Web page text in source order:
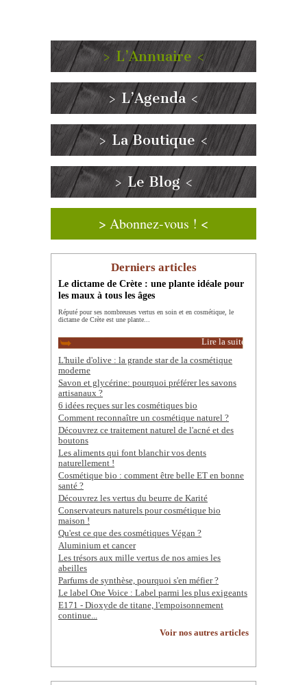
> L’Annuaire <
> L’Agenda <
> La Boutique <
> Le Blog <
> Abonnez-vous ! <
Derniers articles
Le dictame de Crète : une plante idéale pour
les maux à tous les âges
Réputé pour ses nombreuses vertus en soin et en cosmétique, le
dictame de Crète est une plante...
Lire la suite
L'huile d'olive : la grande star de la cosmétique
moderne
Savon et glycérine: pourquoi préférer les savons
artisanaux ?
6 idées reçues sur les cosmétiques bio
Comment reconnaître un cosmétique naturel ?
Découvrez ce traitement naturel de l'acné et des
boutons
Les aliments qui font blanchir vos dents
naturellement !
Cosmétique bio : comment être belle ET en bonne
santé ?
Découvrez les vertus du beurre de Karité
Conservateurs naturels pour cosmétique bio
maison !
Qu'est ce que des cosmétiques Végan ?
Aluminium et cancer
Les trésors aux mille vertus de nos amies les
abeilles
Parfums de synthèse, pourquoi s'en méfier ?
Le label One Voice : Label parmi les plus exigeants
E171 - Dioxyde de titane, l'empoisonnement
continue...
Voir nos autres articles